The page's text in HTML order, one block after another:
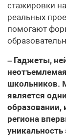
стажировки
реальных
помогают
– Гаджеты,
школьников.
является
образовании,
региона
уникальность